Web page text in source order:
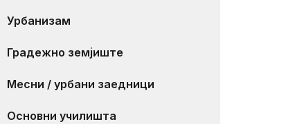
Урбанизам
Градежно земјиште
Месни / урбани заедници
Основни училишта